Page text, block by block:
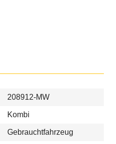
208912-MW
Kombi
Gebrauchtfahrzeug